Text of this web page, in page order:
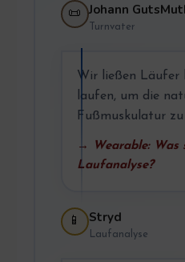
📜 Johann
Turnvater
Wir ließen Läufer
laufen, um die
Fußmuskulatur
→ Wearable: Was
Laufanalyse?
📱 Stryd
Laufanalyse